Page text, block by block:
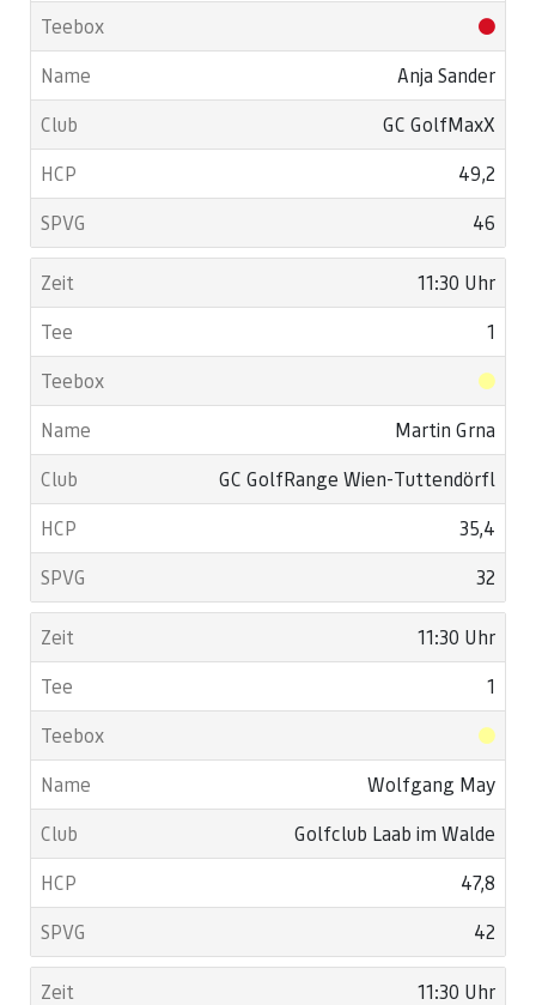
Anja Sander
GC GolfMaxX
49,2
46
11:30 Uhr
1
Martin Grna
GC GolfRange Wien-Tuttendörfl
35,4
32
11:30 Uhr
1
Wolfgang May
Golfclub Laab im Walde
47,8
42
11:30 Uhr